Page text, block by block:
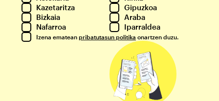
Kazetaritza
Gipuzkoa
Bizkaia
Araba
Nafarroa
Iparraldea
Izena ematean pribatutasun politika onartzen duzu.